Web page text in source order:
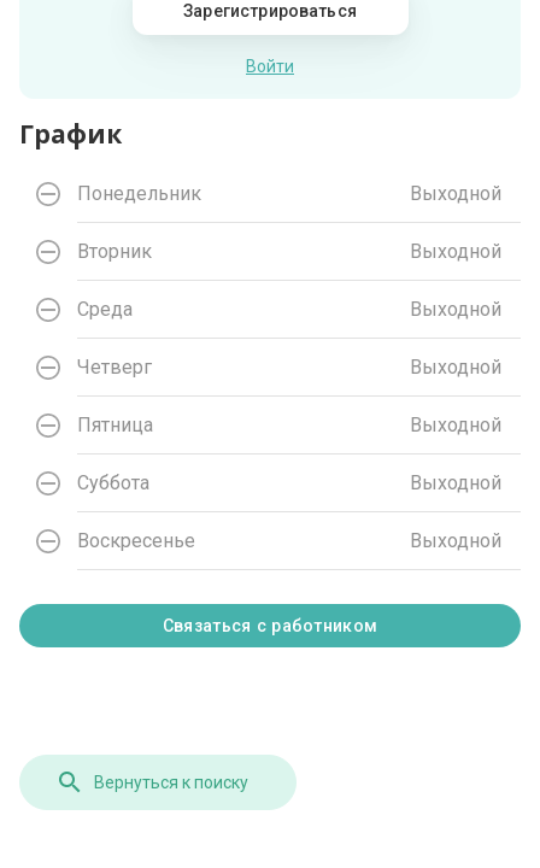
Зарегистрироваться
Войти
График
Понедельник Выходной
Вторник Выходной
Среда Выходной
Четверг Выходной
Пятница Выходной
Суббота Выходной
Воскресенье Выходной
Связаться с работником
Вернуться к поиску